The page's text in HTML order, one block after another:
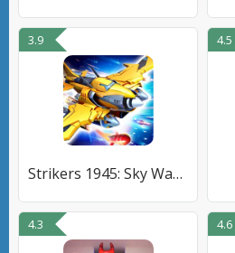
3.9
Strikers 1945: Sky Wars Game
4.5
4.3 4.6